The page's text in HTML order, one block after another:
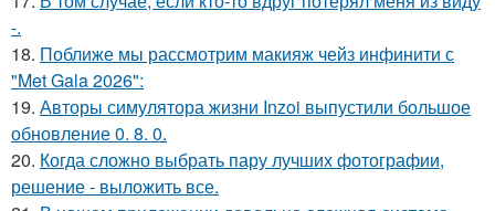
-.
18. Поближе мы рассмотрим макияж чейз инфинити с
"Met Gala 2026":
19. Авторы симулятора жизни Inzoi выпустили большое
обновление 0. 8. 0.
20. Когда сложно выбрать пару лучших фотографии,
решение - выложить все.